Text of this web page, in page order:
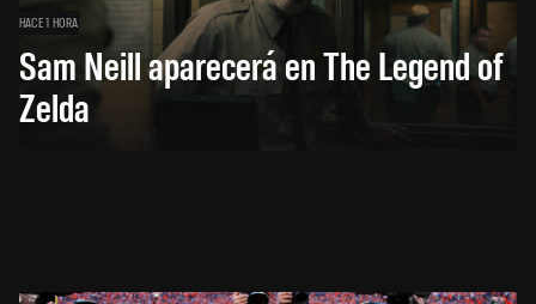
HACE 1 HORA
Sam Neill aparecerá en The Legend of
Zelda